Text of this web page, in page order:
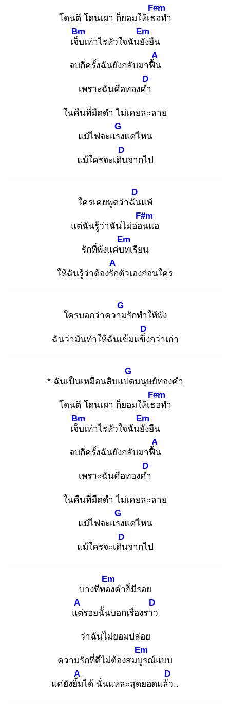
โดนตี โดนเผา ก็ยอมให้เธอ
F#m
ทำ
เจ็บ
Bm
เท่าไรหัวใจฉันยัง
Em
ยืน
จบกี่ครั้งฉันยังกลับมาฟื้น
A
เพราะฉันคือทองคำ
D
ในคืนที่มืดดำ ไม่เคยละลาย
แม้ไฟจะแรง
G
แค่ไหน
แม้ใครจะเดิน
D
จากไป
ใครเคยพูดว่าฉัน
D
แพ้
แต่ฉันรู้ว่าฉันไม่อ่อน
F#m
แอ
รักที่พังแค่บท
Em
เรียน
ให้ฉันรู้ว่าต้องรัก
A
ตัวเองก่อนใคร
ใครบอกว่าความ
G
รักทำให้พัง
ฉันว่ามันทำให้ฉันเข้มแข็ง
D
กว่าเก่า
* ฉันเป็นเหมือนสิบแปด
G
มนุษย์ทองคำ
โดนตี โดนเผา ก็ยอมให้เธอ
F#m
ทำ
เจ็บ
Bm
เท่าไรหัวใจฉันยัง
Em
ยืน
จบกี่ครั้งฉันยังกลับมาฟื้น
A
เพราะฉันคือทองคำ
D
ในคืนที่มืดดำ ไม่เคยละลาย
แม้ไฟจะแรง
G
แค่ไหน
แม้ใครจะเดิน
D
จากไป
บางทีทอง
Em
คำก็มีรอย
แต่
A
รอยนั้นบอกเรื่องราว
D
ว่าฉันไม่ยอมปล่อย
ความรักที่ดีไม่ต้องสมบูร
Em
ณ์แบบ
แค่ยังยิ้ม
A
ได้ นั่นแหละสุดยอดแล้ว
D
..